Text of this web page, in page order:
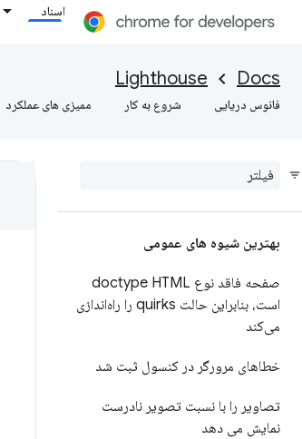
اسناد
Docs
Lighthouse
فانوس دریایی شروع به کار ممیزی های عملکرد
بهترین شیوه های عمومی
صفحه فاقد نوع doctype HTML
است، بنابراین حالت quirks را راه‌اندازی
می‌کند
خطاهای مرورگر در کنسول ثبت شد
تصاویر را با نسبت تصویر نادرست
نمایش می دهد